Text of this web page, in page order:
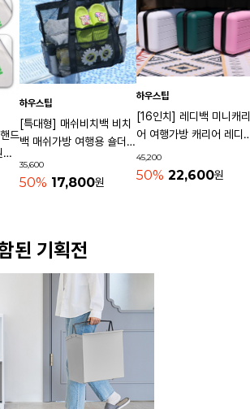
드
하우스팁
[특대형] 매쉬비치백 비치
백 매쉬가방 여행용 숄더백
물놀이가방 수영가방 물빠
지는가방
35,600
50% 17,800원
하우스팁
[16인치] 레디백 미니캐리
어 여행가방 캐리어 레디
기내용가방
45,200
50% 22,600원
된 기획전